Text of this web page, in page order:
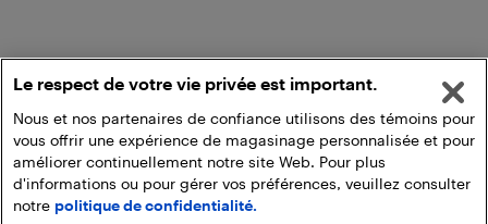
Ajouter au panier
Le respect de votre vie privée est important.
Nous et nos partenaires de confiance utilisons des témoins pour
vous offrir une expérience de magasinage personnalisée et pour
améliorer continuellement notre site Web. Pour plus
d'informations ou pour gérer vos préférences, veuillez consulter
notre politique de confidentialité.